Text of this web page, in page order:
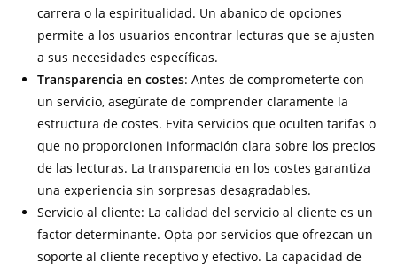
carrera o la espiritualidad. Un abanico de opciones
permite a los usuarios encontrar lecturas que se ajusten
a sus necesidades específicas.
Transparencia en costes: Antes de comprometerte con
un servicio, asegúrate de comprender claramente la
estructura de costes. Evita servicios que oculten tarifas o
que no proporcionen información clara sobre los precios
de las lecturas. La transparencia en los costes garantiza
una experiencia sin sorpresas desagradables.
Servicio al cliente: La calidad del servicio al cliente es un
factor determinante. Opta por servicios que ofrezcan un
soporte al cliente receptivo y efectivo. La capacidad de